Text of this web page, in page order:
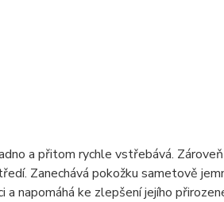
a přitom rychle vstřebává.
Zanechává pokožku sametově
napomáhá ke zlepšení jejího